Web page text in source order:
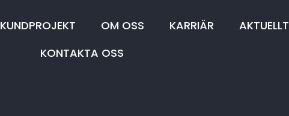
KUNDPROJEKT OM OSS KARRIÄR
AKTUELLT
KONTAKTA OSS